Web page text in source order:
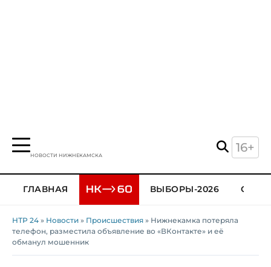
НОВОСТИ НИЖНЕКАМСКА
16+
ГЛАВНАЯ ВЫБОРЫ-2026
НТР 24 » Новости » Происшествия » Нижнекамка потеряла
телефон, разместила объявление во «ВКонтакте» и её
обманул мошенник